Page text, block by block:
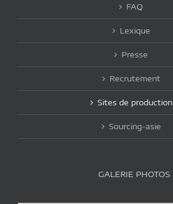
FAQ
Lexique
Presse
Recrutement
Sites de production
Sourcing-asie
GALERIE PHOTOS